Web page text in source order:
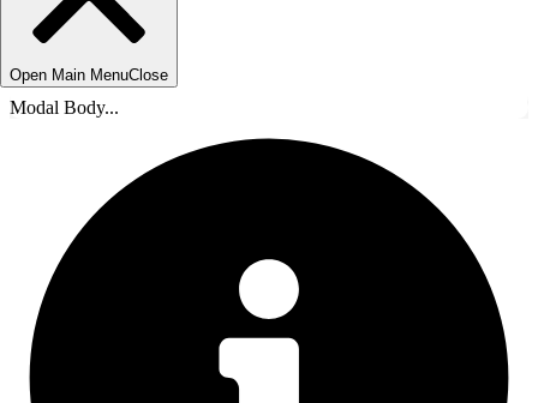
Open Main MenuClose
Modal Body...